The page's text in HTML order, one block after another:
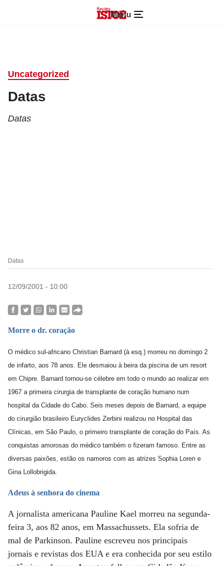
Menu
Uncategorized
Datas
Datas
Datas
12/09/2001 - 10:00
Morre o dr. coração
O médico sul-africano Christian Barnard (à esq.) morreu no domingo 2
de infarto, aos 78 anos. Ele desmaiou à beira da piscina de um resort
em Chipre. Barnard tornou-se célebre em todo o mundo ao realizar em
1967 a primeira cirurgia de transplante de coração humano num
hospital da Cidade do Cabo. Seis meses depois de Barnard, a equipe
do cirurgião brasileiro Euryclides Zerbini realizou no Hospital das
Clínicas, em São Paulo, o primeiro transplante de coração do País. As
conquistas amorosas do médico também o fizeram famoso. Entre as
diversas paixões, estão os namoros com as atrizes Sophia Loren e
Gina Lollobrigida.
Adeus à senhora do cinema
A jornalista americana Pauline Kael morreu na segunda-
feira 3, aos 82 anos, em Massachussets. Ela sofria de
mal de Parkinson. Pauline escreveu nos principais
jornais e revistas dos EUA e era conhecida por seu estilo